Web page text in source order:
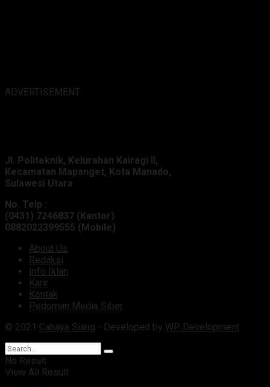
ADVERTISEMENT
Jl. Politeknik, Kelurahan Kairagi II,
Kecamatan Mapanget, Kota Manado,
Sulawesi Utara
No. Telp :
(0431) 7246837 (Kantor)
0882022399555 (Mobile)
About Us
Redaksi
Info Iklan
Karir
Kontak
Pedoman Media Siber
© 2021 Cahaya Siang - Developed by WP Development.
No Result
View All Result